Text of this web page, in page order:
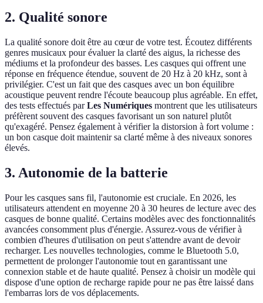
2. Qualité sonore
La qualité sonore doit être au cœur de votre test. Écoutez différents
genres musicaux pour évaluer la clarté des aigus, la richesse des
médiums et la profondeur des basses. Les casques qui offrent une
réponse en fréquence étendue, souvent de 20 Hz à 20 kHz, sont à
privilégier. C'est un fait que des casques avec un bon équilibre
acoustique peuvent rendre l'écoute beaucoup plus agréable. En effet,
des tests effectués parLes Numériques montrent que les utilisateurs
préfèrent souvent des casques favorisant un son naturel plutôt
qu'exagéré. Pensez également à vérifier la distorsion à fort volume :
un bon casque doit maintenir sa clarté même à des niveaux sonores
élevés.
3. Autonomie de la batterie
Pour les casques sans fil, l'autonomie est cruciale. En 2026, les
utilisateurs attendent en moyenne 20 à 30 heures de lecture avec des
casques de bonne qualité. Certains modèles avec des fonctionnalités
avancées consomment plus d'énergie. Assurez-vous de vérifier à
combien d'heures d'utilisation on peut s'attendre avant de devoir
recharger. Les nouvelles technologies, comme le Bluetooth 5.0,
permettent de prolonger l'autonomie tout en garantissant une
connexion stable et de haute qualité. Pensez à choisir un modèle qui
dispose d'une option de recharge rapide pour ne pas être laissé dans
l'embarras lors de vos déplacements.